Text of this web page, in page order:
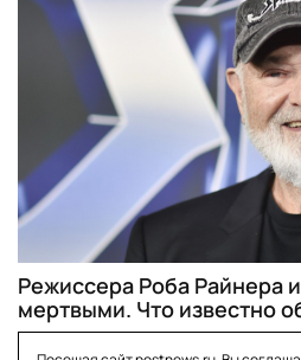
Режиссера Роба Райнера
мертвыми. Что известно